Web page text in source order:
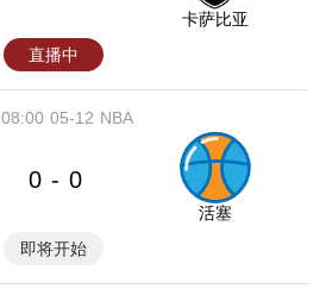
卡萨比亚
直播中
05-12
08:00 NBA
0 - 0
活塞
即将开始